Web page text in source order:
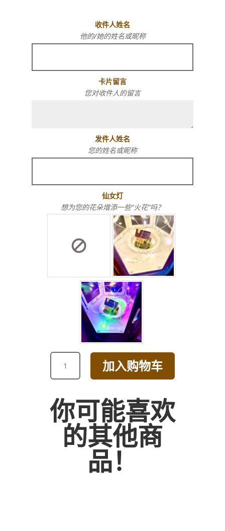
收件人姓名
他的/她的姓名或昵称
卡片留言
您对收件人的留言
发件人姓名
您的姓名或昵称
仙女灯
想为您的花朵增添一些“火花”吗？
HIGH
&
HELIUM
BALLOON
加入购物车
你可能喜欢
的其他商
品！